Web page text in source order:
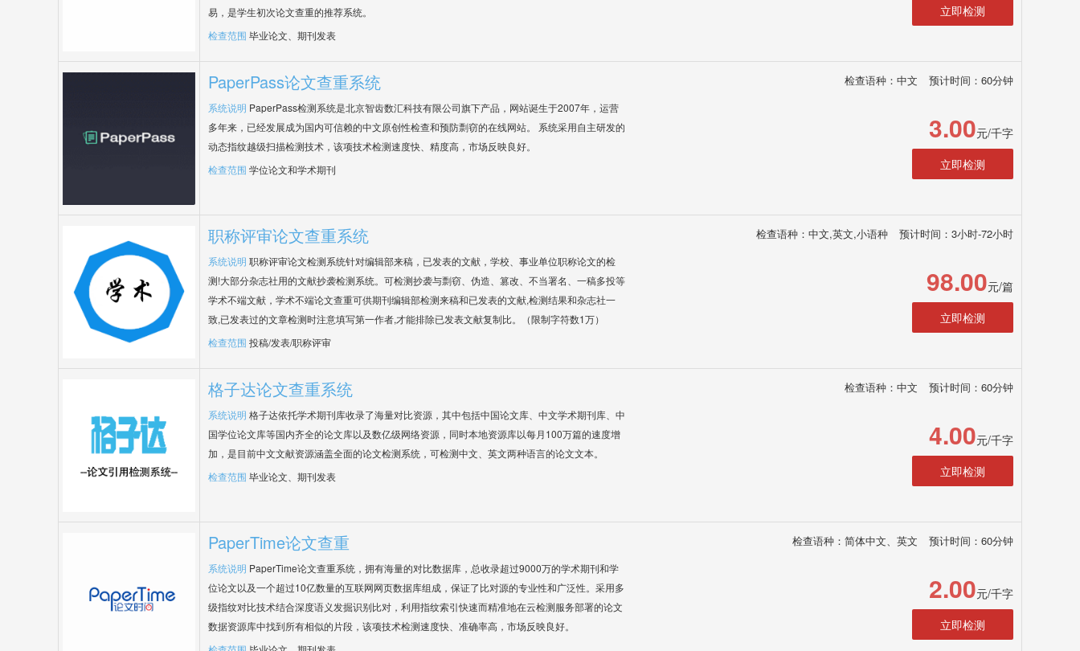
易，是学生初次论文查重的推荐系统。
检查范围 毕业论文、期刊发表
立即检测
PaperPass论文查重系统 检查语种：中文 预计时间：60分钟
系统说明 PaperPass检测系统是北京智齿数汇科技有限公司旗下产品，网站诞生于2007年，运营
多年来，已经发展成为国内可信赖的中文原创性检查和预防剽窃的在线网站。 系统采用自主研发的
动态指纹越级扫描检测技术，该项技术检测速度快、精度高，市场反映良好。
检查范围 学位论文和学术期刊
3.00元/千字
立即检测
职称评审论文查重系统 检查语种：中文,英文,小语种 预计时间：3小时-72小时
系统说明 职称评审论文检测系统针对编辑部来稿，已发表的文献，学校、事业单位职称论文的检
测!大部分杂志社用的文献抄袭检测系统。可检测抄袭与剽窃、伪造、篡改、不当署名、一稿多投等
学术不端文献，学术不端论文查重可供期刊编辑部检测来稿和已发表的文献,检测结果和杂志社一
致,已发表过的文章检测时注意填写第一作者,才能排除已发表文献复制比。（限制字符数1万）
检查范围 投稿/发表/职称评审
98.00元/篇
立即检测
格子达论文查重系统 检查语种：中文 预计时间：60分钟
系统说明 格子达依托学术期刊库收录了海量对比资源，其中包括中国论文库、中文学术期刊库、中
国学位论文库等国内齐全的论文库以及数亿级网络资源，同时本地资源库以每月100万篇的速度增
加，是目前中文文献资源涵盖全面的论文检测系统，可检测中文、英文两种语言的论文文本。
检查范围 毕业论文、期刊发表
4.00元/千字
立即检测
PaperTime论文查重 检查语种：简体中文、英文 预计时间：60分钟
系统说明 PaperTime论文查重系统，拥有海量的对比数据库，总收录超过9000万的学术期刊和学
位论文以及一个超过10亿数量的互联网网页数据库组成，保证了比对源的专业性和广泛性。采用多
级指纹对比技术结合深度语义发掘识别比对，利用指纹索引快速而精准地在云检测服务部署的论文
数据资源库中找到所有相似的片段，该项技术检测速度快、准确率高，市场反映良好。
2.00元/千字
立即检测